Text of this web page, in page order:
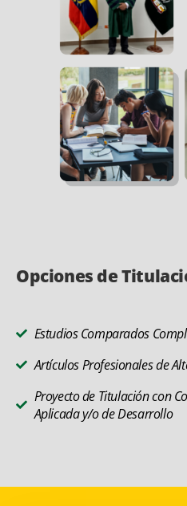
Opciones de
Estudios Comparados
Artículos Profesionales de
Proyecto de Titulación con
Aplicada y/o de Desarrollo